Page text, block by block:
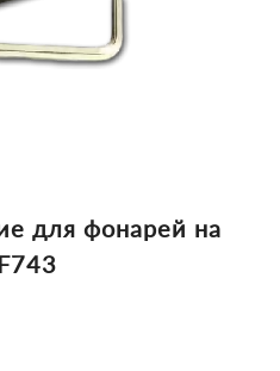
для фонарей на